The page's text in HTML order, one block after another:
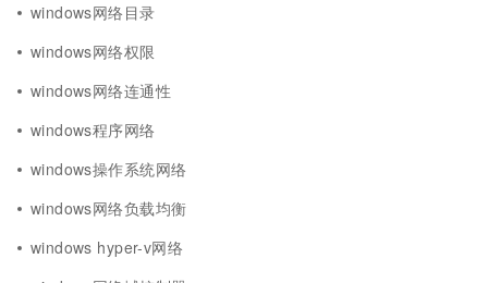
windows网络目录
windows网络权限
windows网络连通性
windows程序网络
windows操作系统网络
windows网络负载均衡
windows hyper-v网络